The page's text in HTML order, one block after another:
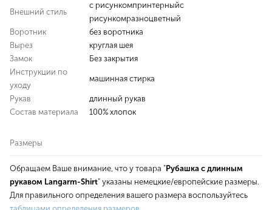
Внешний стиль
с рисункомпринтерныйс
рисункомразноцветный
Воротник
без воротника
Вырез
круглая шея
Замок
Без закрытия
Инструкции по
уходу
машинная стирка
Рукав
длинный рукав
Состав материала
100% хлопок
Размеры
Обращаем Ваше внимание, что у товара "Рубашка с длинным
рукавом Langarm-Shirt" указаны немецкие/европейские размеры.
Для правильного определения вашего размера воспользуйтесь